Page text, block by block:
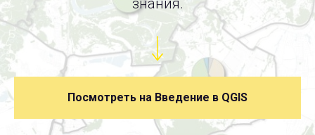
знания.
Посмотреть на Введение в QGIS